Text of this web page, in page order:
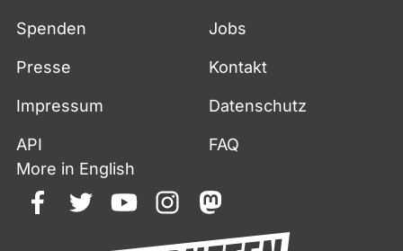
Spenden Jobs
Presse Kontakt
Impressum Datenschutz
API
FAQ
More in English
facebooktwitteryoutubeinstagrammastodon